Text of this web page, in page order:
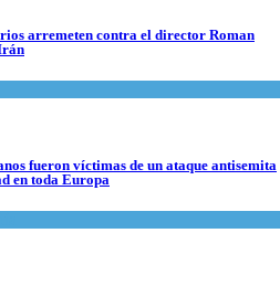
arremeten contra el director Roman
fueron víctimas de un ataque antisemita
en toda Europa